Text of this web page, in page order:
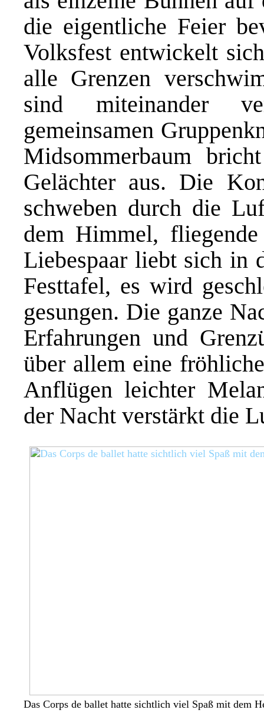
die eigentliche Feier
Volksfest entwickelt
alle Grenzen
sind miteinander
gemeinsamen
Midsommerbaum
Gelächter aus. Die
schweben durch die
dem Himmel,
Liebespaar liebt sich in
Festtafel, es wird
gesungen. Die ganze
Erfahrungen und
über allem eine
Anflügen leichter
der Nacht verstärkt die
Das Corps de ballet hatte sichtlich viel Spaß mit dem